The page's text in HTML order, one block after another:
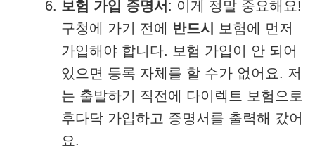
보험 가입 증명서 : 이게 정말 중요해요!
구청에 가기 전에 반드시
보험에 먼저
가입해야 합니다. 보험 가입이 안 되어
있으면 등록 자체를 할 수가 없어요. 저
는 출발하기 직전에 다이렉트 보험으로
후다닥 가입하고 증명서를 출력해 갔어
요.